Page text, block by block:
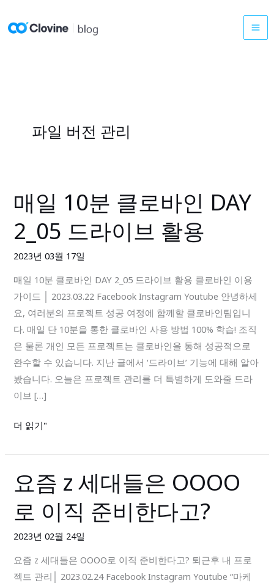
텐
파일 버전 관리
매일 10분 클로바인 DAY
2_05 드라이브 활용
2023년 03월 17일
매일 10분 클로바인 DAY 2_05 드라이브 활용 클로바인 이용
가이드 │ 2023.03.22 Facebook Instagram Youtube 안녕하세
요, 여러분의 프로젝트 성공 여정에 함께할 클로바인팀입니
다. 매일 단 10분을 통한 클로바인 사용 방법 100% 학습! 조직
은 물론 개인 모든 프로젝트는 클로바인을 통해 성공적으로
완수할 수 있습니다. 지난 글에서 ‘드라이브’ 기능에 대해 알아
봤습니다. 오늘은 프로젝트 관리를 더 특별하게 도와줄 드라
이브 […]
매
일
10
클
로
바
인
DAY
2_05
드
라
이
활
더 읽기"
요즘 z 세대들은 OOOO
로 이직 준비한다고?
2023년 02월 24일
요즘 z 세대들은 OOOO로 이직 준비한다고? 퇴근후 내 프로
젝트 관리│ 2023.02.24 Facebook Instagram Youtube “마케
요
즘
z
세
대
들
은